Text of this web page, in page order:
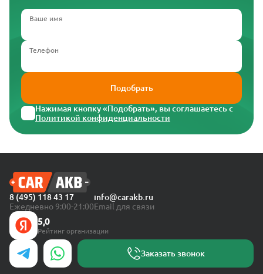
Ваше имя
Телефон
Подобрать
Нажимая кнопку «Подобрать», вы соглашаетесь с
Политикой конфиденциальности
8 (495) 118 43 17
Ежедневно 9:00-21:00
info@carakb.ru
Email для связи
5,0
Рейтинг организации
Заказать звонок